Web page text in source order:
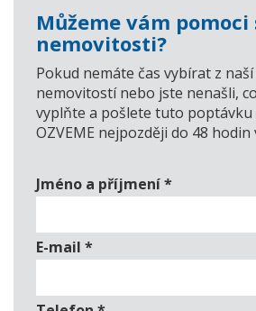
Můžeme vám
nemovitosti?
Pokud nemáte čas vybírat z
nemovitostí nebo jste nenašli,
vyplňte a pošlete tuto poptávku
OZVEME nejpozději do 48 hodin
Jméno a příjmení*
E-mail *